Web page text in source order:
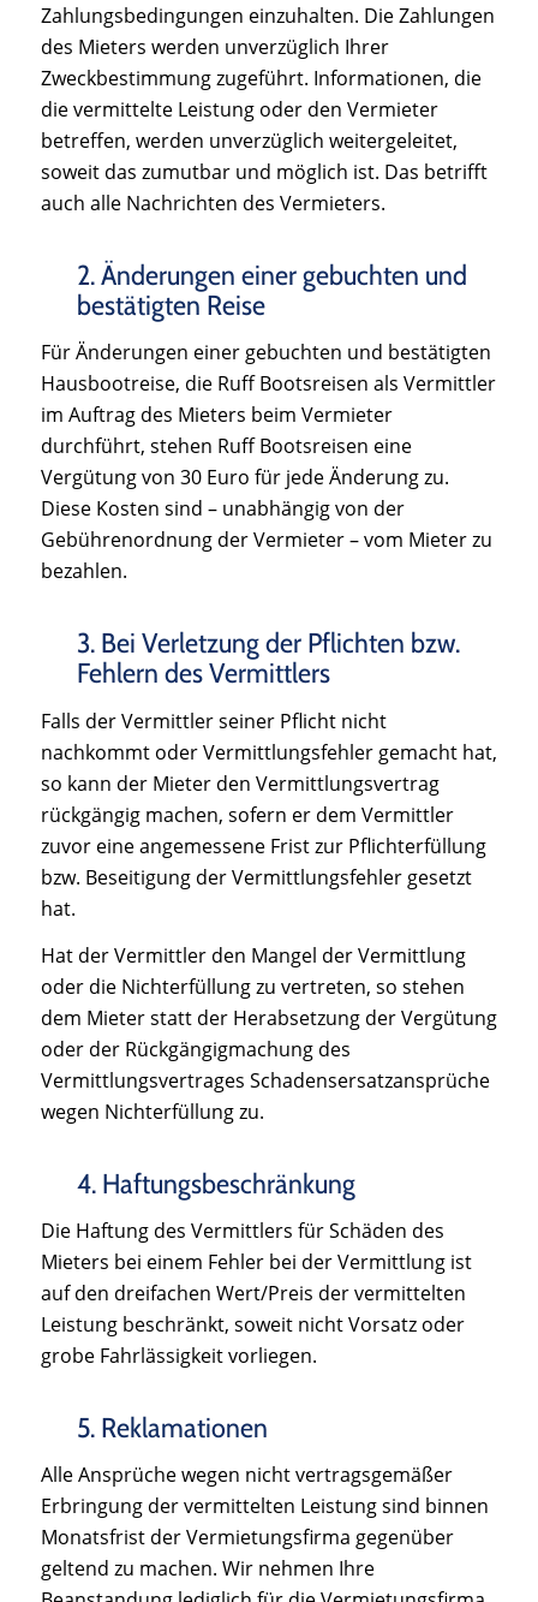
Zahlungsbedingungen einzuhalten. Die Zahlungen
des Mieters werden unverzüglich Ihrer
Zweckbestimmung zugeführt. Informationen, die
die vermittelte Leistung oder den Vermieter
betreffen, werden unverzüglich weitergeleitet,
soweit das zumutbar und möglich ist. Das betrifft
auch alle Nachrichten des Vermieters.
2. Änderungen einer gebuchten und
bestätigten Reise
Für Änderungen einer gebuchten und bestätigten
Hausbootreise, die Ruff Bootsreisen als Vermittler
im Auftrag des Mieters beim Vermieter
durchführt, stehen Ruff Bootsreisen eine
Vergütung von 30 Euro für jede Änderung zu.
Diese Kosten sind – unabhängig von der
Gebührenordnung der Vermieter – vom Mieter zu
bezahlen.
3. Bei Verletzung der Pflichten bzw.
Fehlern des Vermittlers
Falls der Vermittler seiner Pflicht nicht
nachkommt oder Vermittlungsfehler gemacht hat,
so kann der Mieter den Vermittlungsvertrag
rückgängig machen, sofern er dem Vermittler
zuvor eine angemessene Frist zur Pflichterfüllung
bzw. Beseitigung der Vermittlungsfehler gesetzt
hat.
Hat der Vermittler den Mangel der Vermittlung
oder die Nichterfüllung zu vertreten, so stehen
dem Mieter statt der Herabsetzung der Vergütung
oder der Rückgängigmachung des
Vermittlungsvertrages Schadensersatzansprüche
wegen Nichterfüllung zu.
4. Haftungsbeschränkung
Die Haftung des Vermittlers für Schäden des
Mieters bei einem Fehler bei der Vermittlung ist
auf den dreifachen Wert/Preis der vermittelten
Leistung beschränkt, soweit nicht Vorsatz oder
grobe Fahrlässigkeit vorliegen.
5. Reklamationen
Alle Ansprüche wegen nicht vertragsgemäßer
Erbringung der vermittelten Leistung sind binnen
Monatsfrist der Vermietungsfirma gegenüber
geltend zu machen. Wir nehmen Ihre